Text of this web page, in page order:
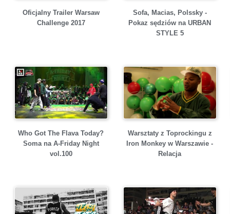
Oficjalny Trailer Warsaw
Challenge 2017
Sofa, Macias, Polssky -
Pokaz sędziów na URBAN
STYLE 5
Who Got The Flava Today?
Soma na A-Friday Night
vol.100
Warsztaty z Toprockingu z
Iron Monkey w Warszawie -
Relacja